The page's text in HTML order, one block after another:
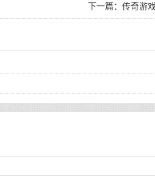
下一篇：传奇游